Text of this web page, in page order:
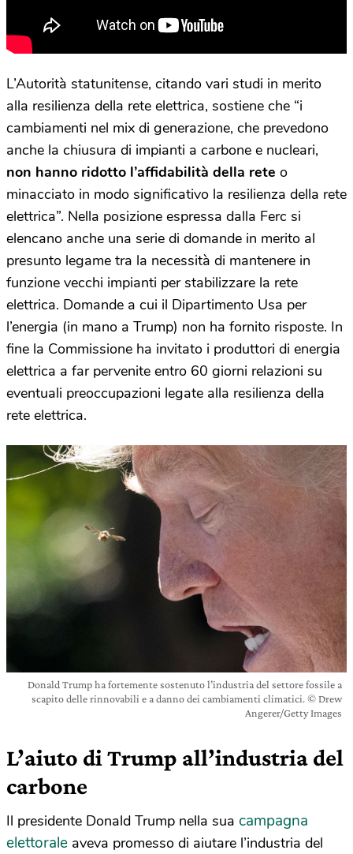
L’Autorità statunitense, citando vari studi in merito
alla resilienza della rete elettrica, sostiene che “i
cambiamenti nel mix di generazione, che prevedono
anche la chiusura di impianti a carbone e nucleari,
non hanno ridotto l’affidabilità della rete o
minacciato in modo significativo la resilienza della rete
elettrica”. Nella posizione espressa dalla Ferc si
elencano anche una serie di domande in merito al
presunto legame tra la necessità di mantenere in
funzione vecchi impianti per stabilizzare la rete
elettrica. Domande a cui il Dipartimento Usa per
l’energia (in mano a Trump) non ha fornito risposte. In
fine la Commissione ha invitato i produttori di energia
elettrica a far pervenite entro 60 giorni relazioni su
eventuali preoccupazioni legate alla resilienza della
rete elettrica.
Donald Trump ha fortemente sostenuto l’industria del settore fossile a
scapito delle rinnovabili e a danno dei cambiamenti climatici. © Drew
Angerer/Getty Images
L’aiuto di Trump all’industria del
carbone
Il presidente Donald Trump nella sua campagna
elettorale aveva promesso di aiutare l’industria del